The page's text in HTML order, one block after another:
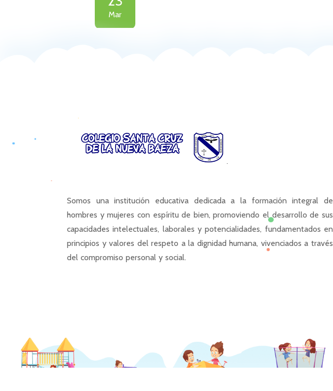
Mar
Somos una institución educativa dedicada a la formación integral de
hombres y mujeres con espíritu de bien, promoviendo el desarrollo de sus
capacidades intelectuales, laborales y potencialidades, fundamentados en
principios y valores del respeto a la dignidad humana, vivenciados a través
del compromiso personal y social.